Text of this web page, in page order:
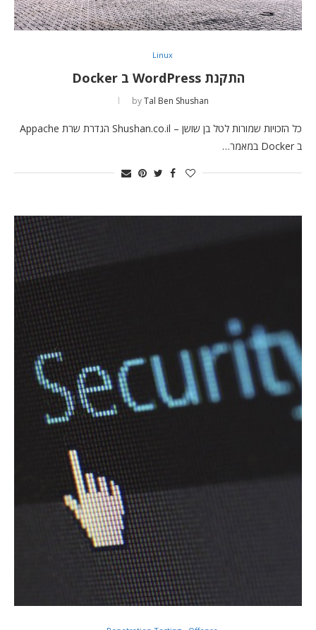
Linux
התקנת WordPress ב Docker
byTal Ben Shushan
כל הזכויות שמורות לטל בן שושן – Shushan.co.il הגדרת שרת Appache
ב Docker במאמר…